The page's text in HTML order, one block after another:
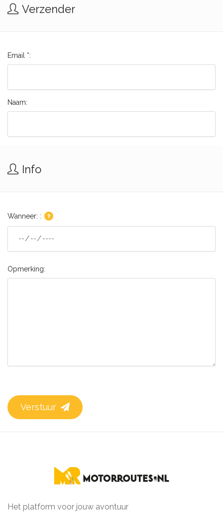
Verzender
Email *:
Naam:
Info
Wanneer: :
Opmerking:
Verstuur
Het platform voor jouw avontuur